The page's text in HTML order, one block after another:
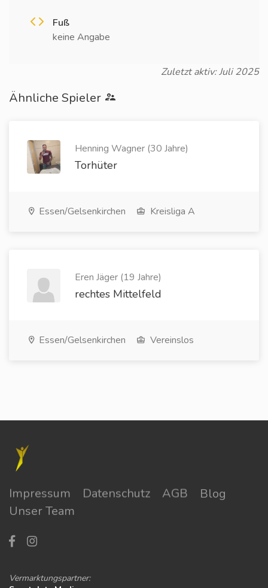
Fuß
keine Angabe
Zuletzt aktiv: Juli 2025
Ähnliche Spieler
Henning Wagner (30 Jahre)
Torhüter
Essen/Gelsenkirchen Kreisliga A
Eren Jäger (19 Jahre)
rechtes Mittelfeld
Essen/Gelsenkirchen Vereinslos
Impressum Datenschutz AGB
Blog
Unser Team
Vermarktungspartner: